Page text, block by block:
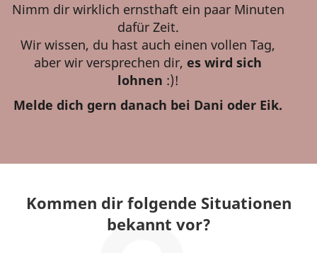
Nimm dir wirklich ernsthaft ein paar Minuten
dafür Zeit.
Wir wissen, du hast auch einen vollen Tag,
aber wir versprechen dir, es wird sich
lohnen :)!
Melde dich gern danach bei Dani oder Eik.
Kommen dir folgende Situationen
bekannt vor?